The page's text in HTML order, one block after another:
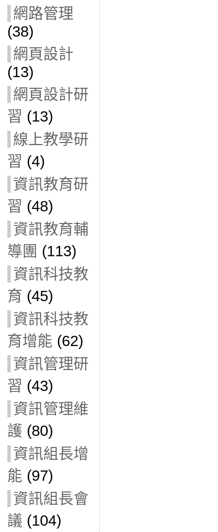
網路管理
(38)
網頁設計
(13)
網頁設計研
習 (13)
線上教學研
習 (4)
資訊教育研
習 (48)
資訊教育輔
導團 (113)
資訊科技教
育 (45)
資訊科技教
育增能 (62)
資訊管理研
習 (43)
資訊管理維
護 (80)
資訊組長增
能 (97)
資訊組長會
議 (104)